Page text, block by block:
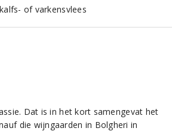
of varkensvlees
Dat is in het kort samengevat het
die wijngaarden in Bolgheri in